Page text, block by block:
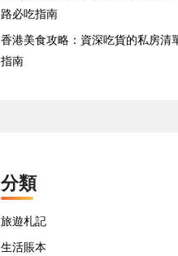
路必吃指南
香港美食攻略：資深吃貨的私房清
指南
分類
旅遊札記
生活賬本